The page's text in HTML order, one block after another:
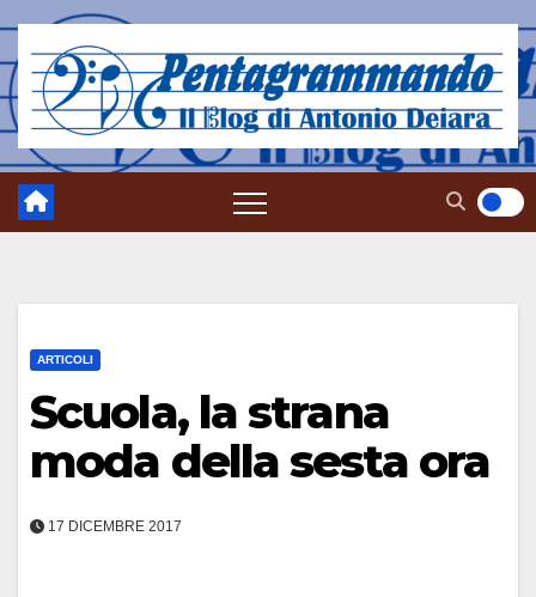
contenuto
ARTICOLI
Scuola, la strana
moda della sesta ora
17 DICEMBRE 2017